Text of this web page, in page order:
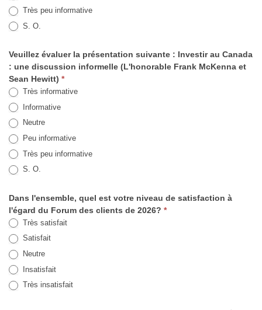
Très peu informative
S. O.
Veuillez évaluer la présentation suivante : Investir au Canada
: une discussion informelle (L'honorable Frank McKenna et
Sean Hewitt) *
Très informative
Informative
Neutre
Peu informative
Très peu informative
S. O.
Dans l'ensemble, quel est votre niveau de satisfaction à
l'égard du Forum des clients de 2026? *
Très satisfait
Satisfait
Neutre
Insatisfait
Très insatisfait